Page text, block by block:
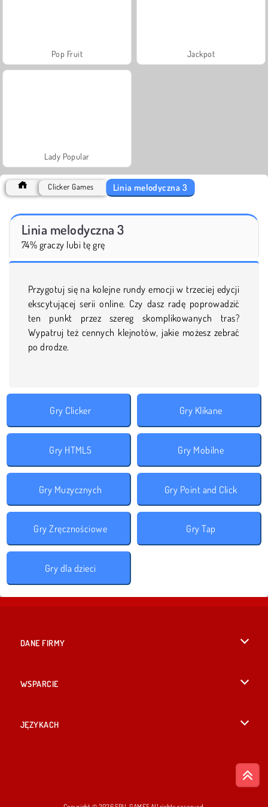
Pop Fruit Jackpot
Lady Popular
Clicker Games Linia melodyczna 3
Linia melodyczna 3
74% graczy lubi tę grę
Przygotuj się na kolejne rundy emocji w trzeciej edycji
ekscytującej serii online. Czy dasz radę poprowadzić
ten punkt przez szereg skomplikowanych tras?
Wypatruj też cennych klejnotów, jakie możesz zebrać
po drodze.
Gry Clicker Gry Klikane
Gry HTML5 Gry Mobilne
Gry Muzycznych Gry Point and Click
Gry Zręcznościowe Gry Tap
Gry dla dzieci
DANE FIRMY
WSPARCIE
JĘZYKACH